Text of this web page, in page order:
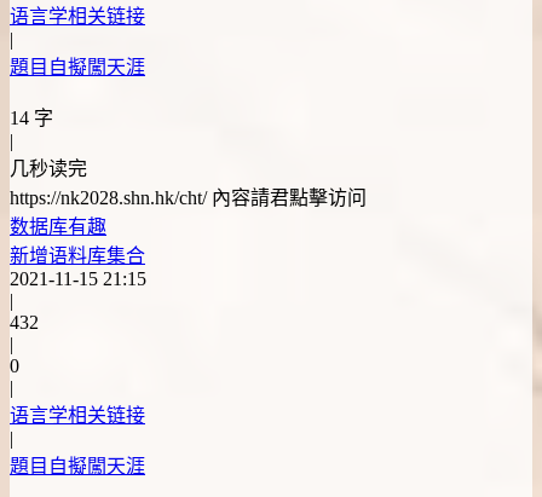
语言学相关链接
|
題目自擬闖天涯
14 字
|
几秒读完
https://nk2028.shn.hk/cht/ 內容請君點擊访问
数据库有趣
新增语料库集合
2021-11-15 21:15
|
432
|
0
|
语言学相关链接
|
題目自擬闖天涯